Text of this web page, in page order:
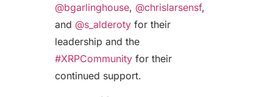
@bgarlinghouse, @chrislarsensf,
and @s_alderoty for their
leadership and the
#XRPCommunity for their
continued support.